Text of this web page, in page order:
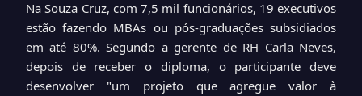
Na Souza Cruz, com 7,5 mil funcionários, 19 executivos
estão fazendo MBAs ou pós-graduações subsidiados
em até 80%. Segundo a gerente de RH Carla Neves,
depois de receber o diploma, o participante deve
desenvolver "um projeto que agregue valor à